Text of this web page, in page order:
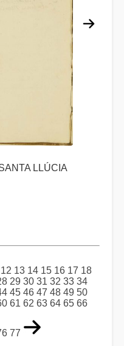
LLÚCIA
12 13 14 15 16 17 18
29 30 31 32 33 34
45 46 47 48 49 50
61 62 63 64 65 66
77